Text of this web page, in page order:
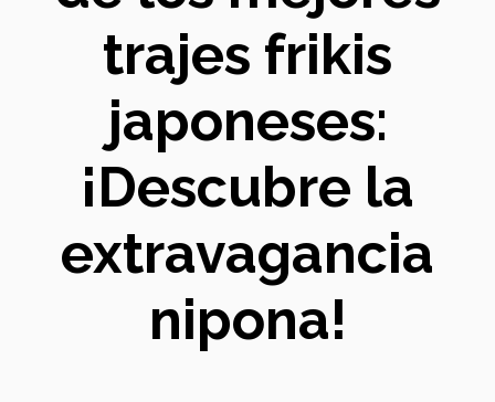
trajes frikis
japoneses:
¡Descubre la
extravagancia
nipona!